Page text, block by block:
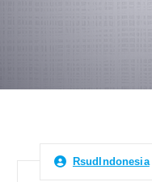
RsudIndonesia